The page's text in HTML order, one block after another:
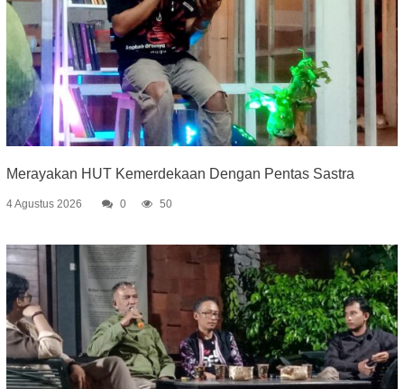
Merayakan HUT Kemerdekaan Dengan Pentas Sastra
4 Agustus 2026 0 50